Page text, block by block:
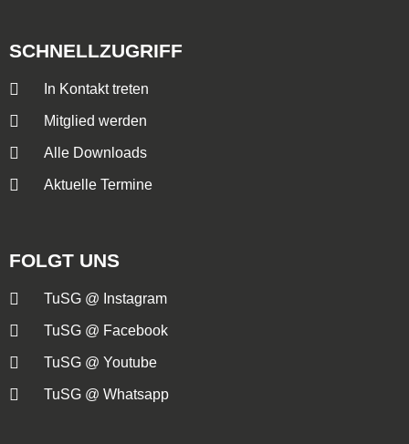
SCHNELLZUGRIFF
In Kontakt treten
Mitglied werden
Alle Downloads
Aktuelle Termine
FOLGT UNS
TuSG @ Instagram
TuSG @ Facebook
TuSG @ Youtube
TuSG @ Whatsapp